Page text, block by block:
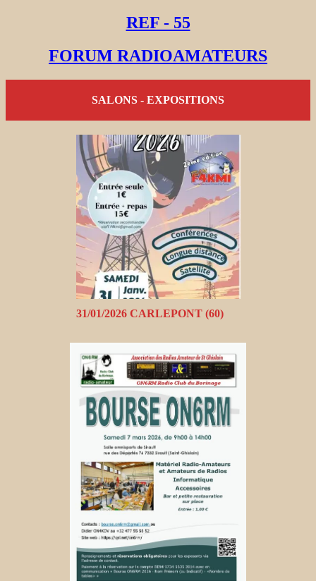
REF - 55
FORUM RADIOAMATEURS
SALONS - EXPOSITIONS
31/01/2026 CARLEPONT (60)